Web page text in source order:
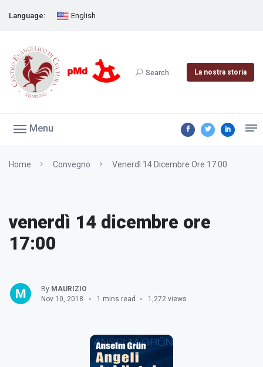
Language: English
Search La nostra storia
Menu
Home Convegno Venerdì 14 Dicembre Ore 17:00
venerdì 14 dicembre ore
17:00
By MAURIZIO
Nov 10, 2018
1 mins read 1,272 views